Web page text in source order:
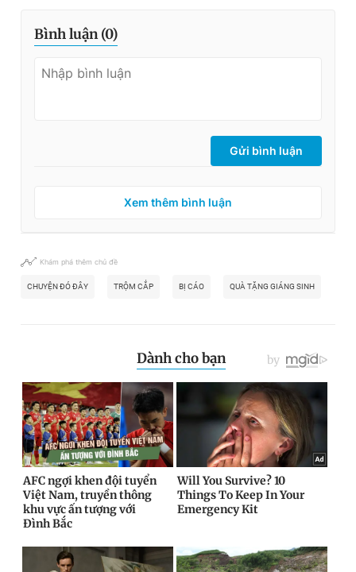
Bình luận (0)
Gửi bình luận
Xem thêm bình luận
Khám phá thêm chủ đề
CHUYỆN ĐÓ ĐÂY TRỘM CẮP BỊ CÁO QUÀ TẶNG GIÁNG SINH